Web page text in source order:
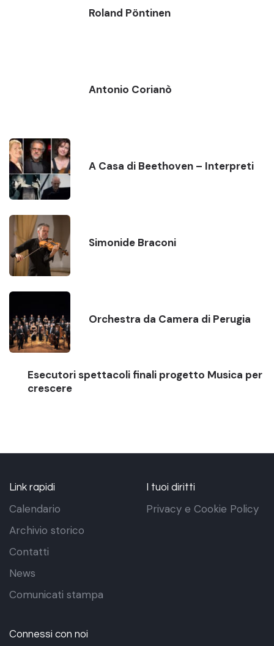
Roland Pöntinen
Antonio Corianò
A Casa di Beethoven – Interpreti
Simonide Braconi
Orchestra da Camera di Perugia
Esecutori spettacoli finali progetto Musica per
crescere
Link rapidi
Calendario
Archivio storico
Contatti
News
Comunicati stampa
I tuoi diritti
Privacy e Cookie Policy
Connessi con noi